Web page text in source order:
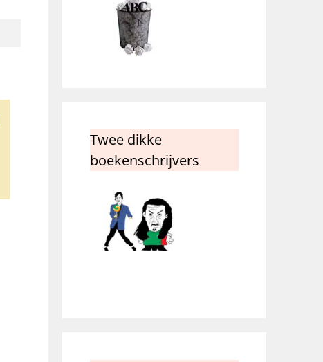
Twee dikke
boekenschrijvers